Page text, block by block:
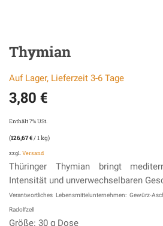
Thymian
Auf Lager, Lieferzeit 3-6 Tage
3,80 €
Enthält 7% USt.
(126,67€/ 1 kg)
zzgl. Versand
Thüringer Thymian bringt
Intensität und unverwechselbaren
Verantwortliches Lebensmittelunternehmen: Gewürz-
Radolfzell
Größe: 30 g Dose